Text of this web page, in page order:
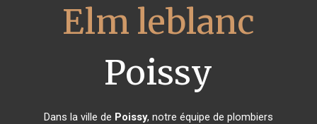
Elm leblanc
Poissy
Dans la ville de Poissy, notre équipe de plombiers